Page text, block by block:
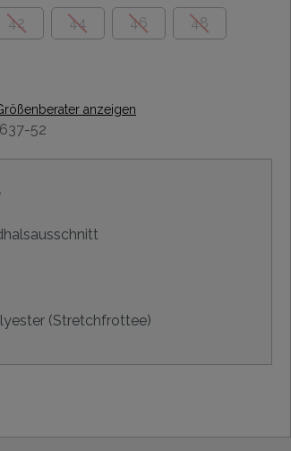
42 44 46 48
anzeigen
52
(Stretchfrottee)